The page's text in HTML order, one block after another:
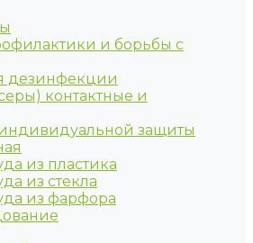
и борьбы с
дезинфекции
контактные и
защиты
из пластика
из стекла
из фарфора